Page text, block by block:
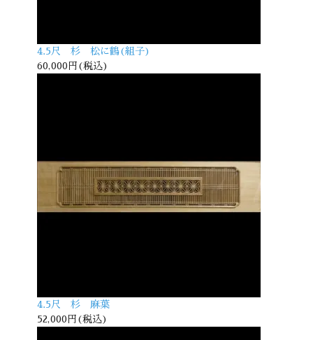
4.5尺 杉 松に鶴(組子)
60,000円(税込)
4.5尺 杉 麻葉
52,000円(税込)